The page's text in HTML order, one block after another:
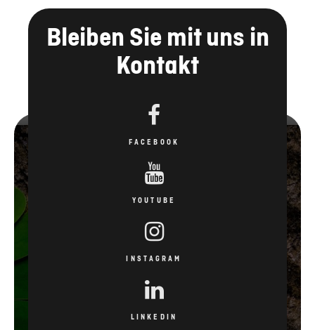
Bleiben Sie mit uns in
Kontakt
FACEBOOK
YOUTUBE
INSTAGRAM
LINKEDIN